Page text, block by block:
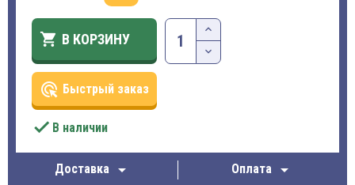
 В КОРЗИНУ
ads_click Быстрый заказ
 В наличии
Доставка  Оплата 